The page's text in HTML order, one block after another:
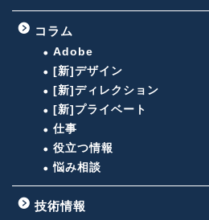
コラム
Adobe
[新]デザイン
[新]ディレクション
[新]プライベート
仕事
役立つ情報
悩み相談
技術情報